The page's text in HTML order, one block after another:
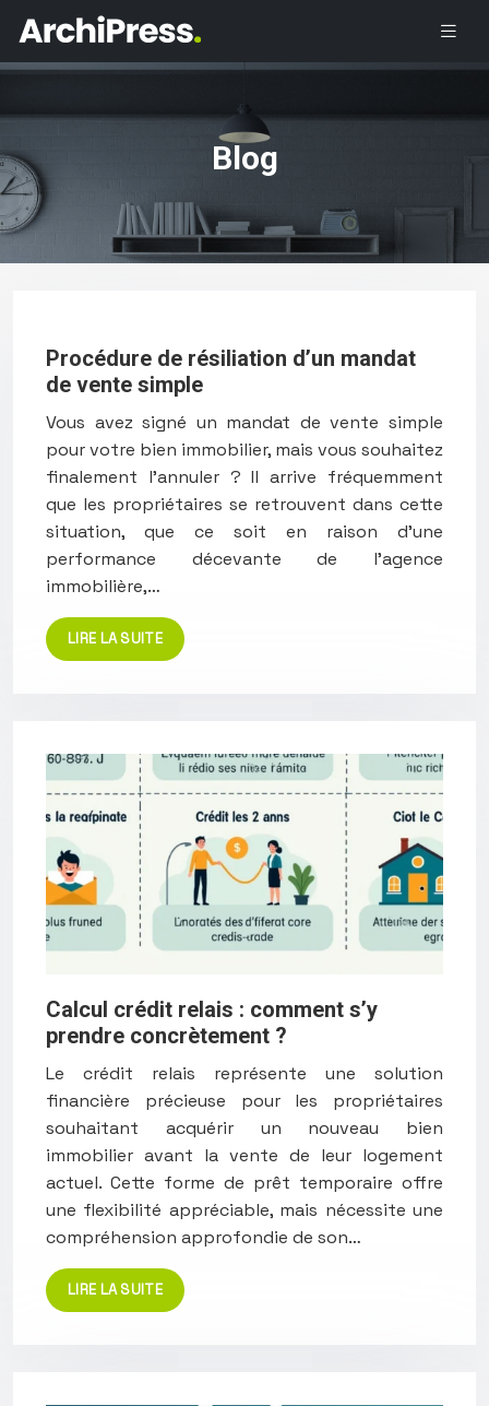
Blog
Procédure de résiliation d’un mandat
de vente simple
Vous avez signé un mandat de vente simple
pour votre bien immobilier, mais vous souhaitez
finalement l’annuler ? Il arrive fréquemment
que les propriétaires se retrouvent dans cette
situation, que ce soit en raison d’une
performance décevante de l’agence
immobilière,…
LIRE LA SUITE
Calcul crédit relais : comment s’y
prendre concrètement ?
Le crédit relais représente une solution
financière précieuse pour les propriétaires
souhaitant acquérir un nouveau bien
immobilier avant la vente de leur logement
actuel. Cette forme de prêt temporaire offre
une flexibilité appréciable, mais nécessite une
compréhension approfondie de son…
LIRE LA SUITE